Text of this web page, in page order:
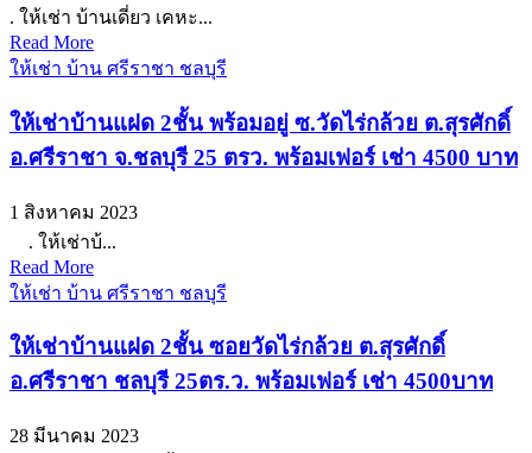
. ให้เช่า บ้านเดี่ยว เคหะ...
Read More
ให้เช่า บ้าน ศรีราชา ชลบุรี
ให้เช่าบ้านแฝด 2ชั้น พร้อมอยู่ ซ.วัดไร่กล้วย ต.สุรศักดิ์
อ.ศรีราชา จ.ชลบุรี 25 ตรว. พร้อมเฟอร์ เช่า 4500 บาท
1 สิงหาคม 2023
. ให้เช่าบ้...
Read More
ให้เช่า บ้าน ศรีราชา ชลบุรี
ให้เช่าบ้านแฝด 2ชั้น ซอยวัดไร่กล้วย ต.สุรศักดิ์
อ.ศรีราชา ชลบุรี 25ตร.ว. พร้อมเฟอร์ เช่า 4500บาท
28 มีนาคม 2023